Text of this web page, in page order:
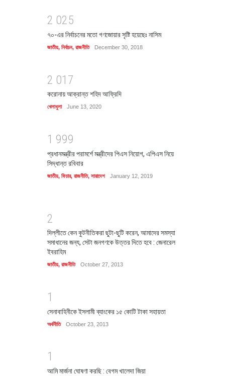
2 025
৭০-এর নির্বাচনের মতো গণজোয়ার সৃষ্টি হয়েছেঃ নাসিম
জাতীয়, নির্বাচন, রাজনীতি December 30, 2018
2 01 7
করোনায় আক্রান্ত শহিদ আফ্রিদি
খেলাধুলা June 13, 2020
1 999
প্রধানমন্ত্রীর পরামর্শে মন্ত্রীদের পিএস নিয়োগ, এপিএস নিয়ে
সিদ্ধান্ত রবিবার
জাতীয়, ফিচার, রাজনীতি, সারাদেশ January 12, 2019
2
দিল্লীতে কেন কুটনীতিকরা ছুটা-ছুটি করেন, আমাদের সমস্যা
সমাধানের জন্য, সেটা জনগণকে উত্তর দিতে হবে : জেনারেল
ইবরাহিম
জাতীয়, রাজনীতি October 27, 2013
1
সেনাবাহিনীকে ইসলামী ব্যাংকের ১৫ কোটি টাকা সহায়তা
অর্থনীতি October 23, 2013
1
আমি মার্জনা ঘোষণা করছি : বেগম খালেদা জিয়া